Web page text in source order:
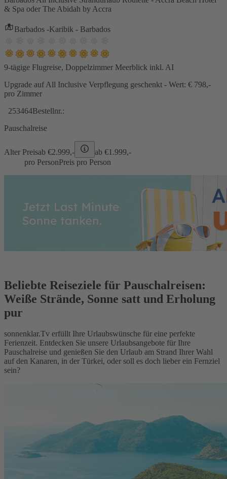
& Spa oder The Abidah by Accra
Barbados -Karibik - Barbados
9-tägige Flugreise, Doppelzimmer Meerblick inkl. AI
Upgrade auf All Inclusive Verpflegung geschenkt - Wert: € 798,-
pro Zimmer
253464Bestellnr.:
Pauschalreise
Alter Preisab €2.999,- ab €1.999,-
pro PersonPreis pro Person
Beliebte Reiseziele für Pauschalreisen:
Weiße Strände, Sonne satt und Erholung
pur
sonnenklar.Tv erfüllt Ihre Urlaubswünsche für eine perfekte
Ferienzeit. Entdecken Sie unsere Urlaubsangebote für Ihre
Pauschalreise und genießen Sie den Urlaub am Strand Ihrer Wahl
auf den Kanaren, in der Türkei, oder soll es doch lieber ein Fernziel
sein?